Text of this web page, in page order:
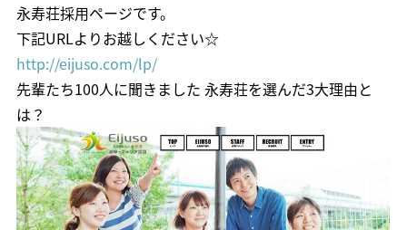
永寿荘採用ページです。
下記URLよりお越しください☆
http://eijuso.com/lp/
先輩たち100人に聞きました 永寿荘を選んだ3大理由と
は？